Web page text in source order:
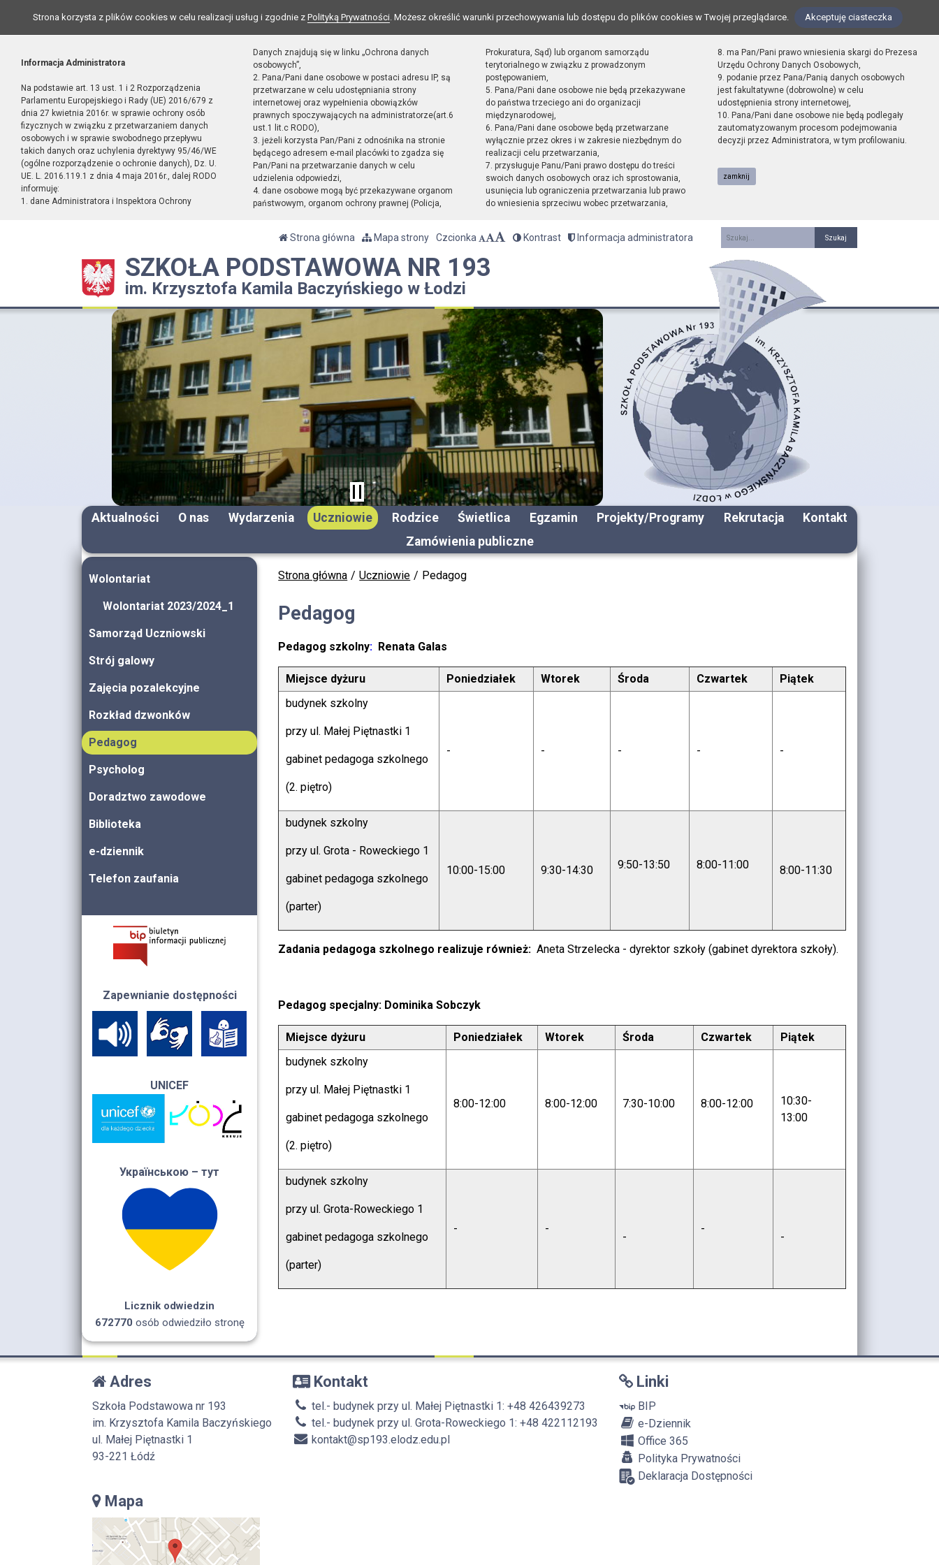
Strona korzysta z plików cookies w celu realizacji usług i zgodnie z Polityką Prywatności. Możesz określić warunki przechowywania lub dostępu do plików cookies w Twojej przeglądarce. Akceptuję ciasteczka
Informacja Administratora
Na podstawie art. 13 ust. 1 i 2 Rozporządzenia
Parlamentu Europejskiego i Rady (UE) 2016/679 z
dnia 27 kwietnia 2016r. w sprawie ochrony osób
fizycznych w związku z przetwarzaniem danych
osobowych i w sprawie swobodnego przepływu
takich danych oraz uchylenia dyrektywy 95/46/WE
(ogólne rozporządzenie o ochronie danych), Dz. U.
UE. L. 2016.119.1 z dnia 4 maja 2016r., dalej RODO
informuję:
1. dane Administratora i Inspektora Ochrony
Danych znajdują się w linku „Ochrona danych
osobowych”,
2. Pana/Pani dane osobowe w postaci adresu IP, są
przetwarzane w celu udostępniania strony
internetowej oraz wypełnienia obowiązków
prawnych spoczywających na administratorze(art.6
ust.1 lit.c RODO),
3. jeżeli korzysta Pan/Pani z odnośnika na stronie
będącego adresem e-mail placówki to zgadza się
Pan/Pani na przetwarzanie danych w celu
udzielenia odpowiedzi,
4. dane osobowe mogą być przekazywane organom
państwowym, organom ochrony prawnej (Policja,
Prokuratura, Sąd) lub organom samorządu
terytorialnego w związku z prowadzonym
postępowaniem,
5. Pana/Pani dane osobowe nie będą przekazywane
do państwa trzeciego ani do organizacji
międzynarodowej,
6. Pana/Pani dane osobowe będą przetwarzane
wyłącznie przez okres i w zakresie niezbędnym do
realizacji celu przetwarzania,
7. przysługuje Panu/Pani prawo dostępu do treści
swoich danych osobowych oraz ich sprostowania,
usunięcia lub ograniczenia przetwarzania lub prawo
do wniesienia sprzeciwu wobec przetwarzania,
8. ma Pan/Pani prawo wniesienia skargi do Prezesa
Urzędu Ochrony Danych Osobowych,
9. podanie przez Pana/Panią danych osobowych
jest fakultatywne (dobrowolne) w celu
udostępnienia strony internetowej,
10. Pana/Pani dane osobowe nie będą podlegały
zautomatyzowanym procesom podejmowania
decyzji przez Administratora, w tym profilowaniu.
zamknij
Strona główna Mapa strony Czcionka Kontrast Informacja administratora
Fraza
SZKOŁA PODSTAWOWA NR 193
im. Krzysztofa Kamila Baczyńskiego w Łodzi
Aktualności O nas Wydarzenia Uczniowie Rodzice Świetlica Egzamin Projekty/Programy Rekrutacja
Kontakt
Zamówienia publiczne
Strona główna Uczniowie Pedagog
Pedagog
Pedagog szkolny: Renata Galas
Miejsce dyżuru Poniedziałek Wtorek Środa Czwartek
Piątek
budynek szkolny
przy ul. Małej Piętnastki 1
gabinet pedagoga szkolnego
(2. piętro)
- - - - -
budynek szkolny
przy ul. Grota - Roweckiego 1
gabinet pedagoga szkolnego
(parter)
10:00-15:00 9:30-14:30 9:50-13:50 8:00-11:00 8:00-11:30
Zadania pedagoga szkolnego realizuje również: Aneta Strzelecka - dyrektor szkoły (gabinet dyrektora szkoły).
Pedagog specjalny: Dominika Sobczyk
Miejsce dyżuru Poniedziałek Wtorek Środa Czwartek
Piątek
budynek szkolny
przy ul. Małej Piętnastki 1
gabinet pedagoga szkolnego
(2. piętro)
8:00-12:00 8:00-12:00 7:30-10:00 8:00-12:00
10:30-
13:00
budynek szkolny
przy ul. Grota-Roweckiego 1
gabinet pedagoga szkolnego
(parter)
- -
-
-
-
Wolontariat
Wolontariat 2023/2024_1
Samorząd Uczniowski
Strój galowy
Zajęcia pozalekcyjne
Rozkład dzwonków
Pedagog
Psycholog
Doradztwo zawodowe
Biblioteka
e-dziennik
Telefon zaufania
Zapewnianie dostępności
UNICEF
Українською – тут
Licznik odwiedzin
672770 osób odwiedziło stronę
Adres
Szkoła Podstawowa nr 193
im. Krzysztofa Kamila Baczyńskiego
ul. Małej Piętnastki 1
93-221 Łódź
Kontakt
tel.- budynek przy ul. Małej Piętnastki 1: +48 426439273
tel.- budynek przy ul. Grota-Roweckiego 1: +48 422112193
kontakt@sp193.elodz.edu.pl
Linki
BIP
e-Dziennik
Office 365
Polityka Prywatności
Deklaracja Dostępności
Mapa